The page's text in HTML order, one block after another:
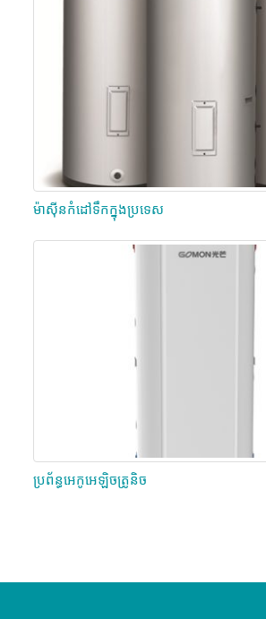
ម៉ាស៊ីនកំដៅទឹកក្នុងប្រទេស
ប្រព័ន្ធអេកូអេឡិចត្រូនិច